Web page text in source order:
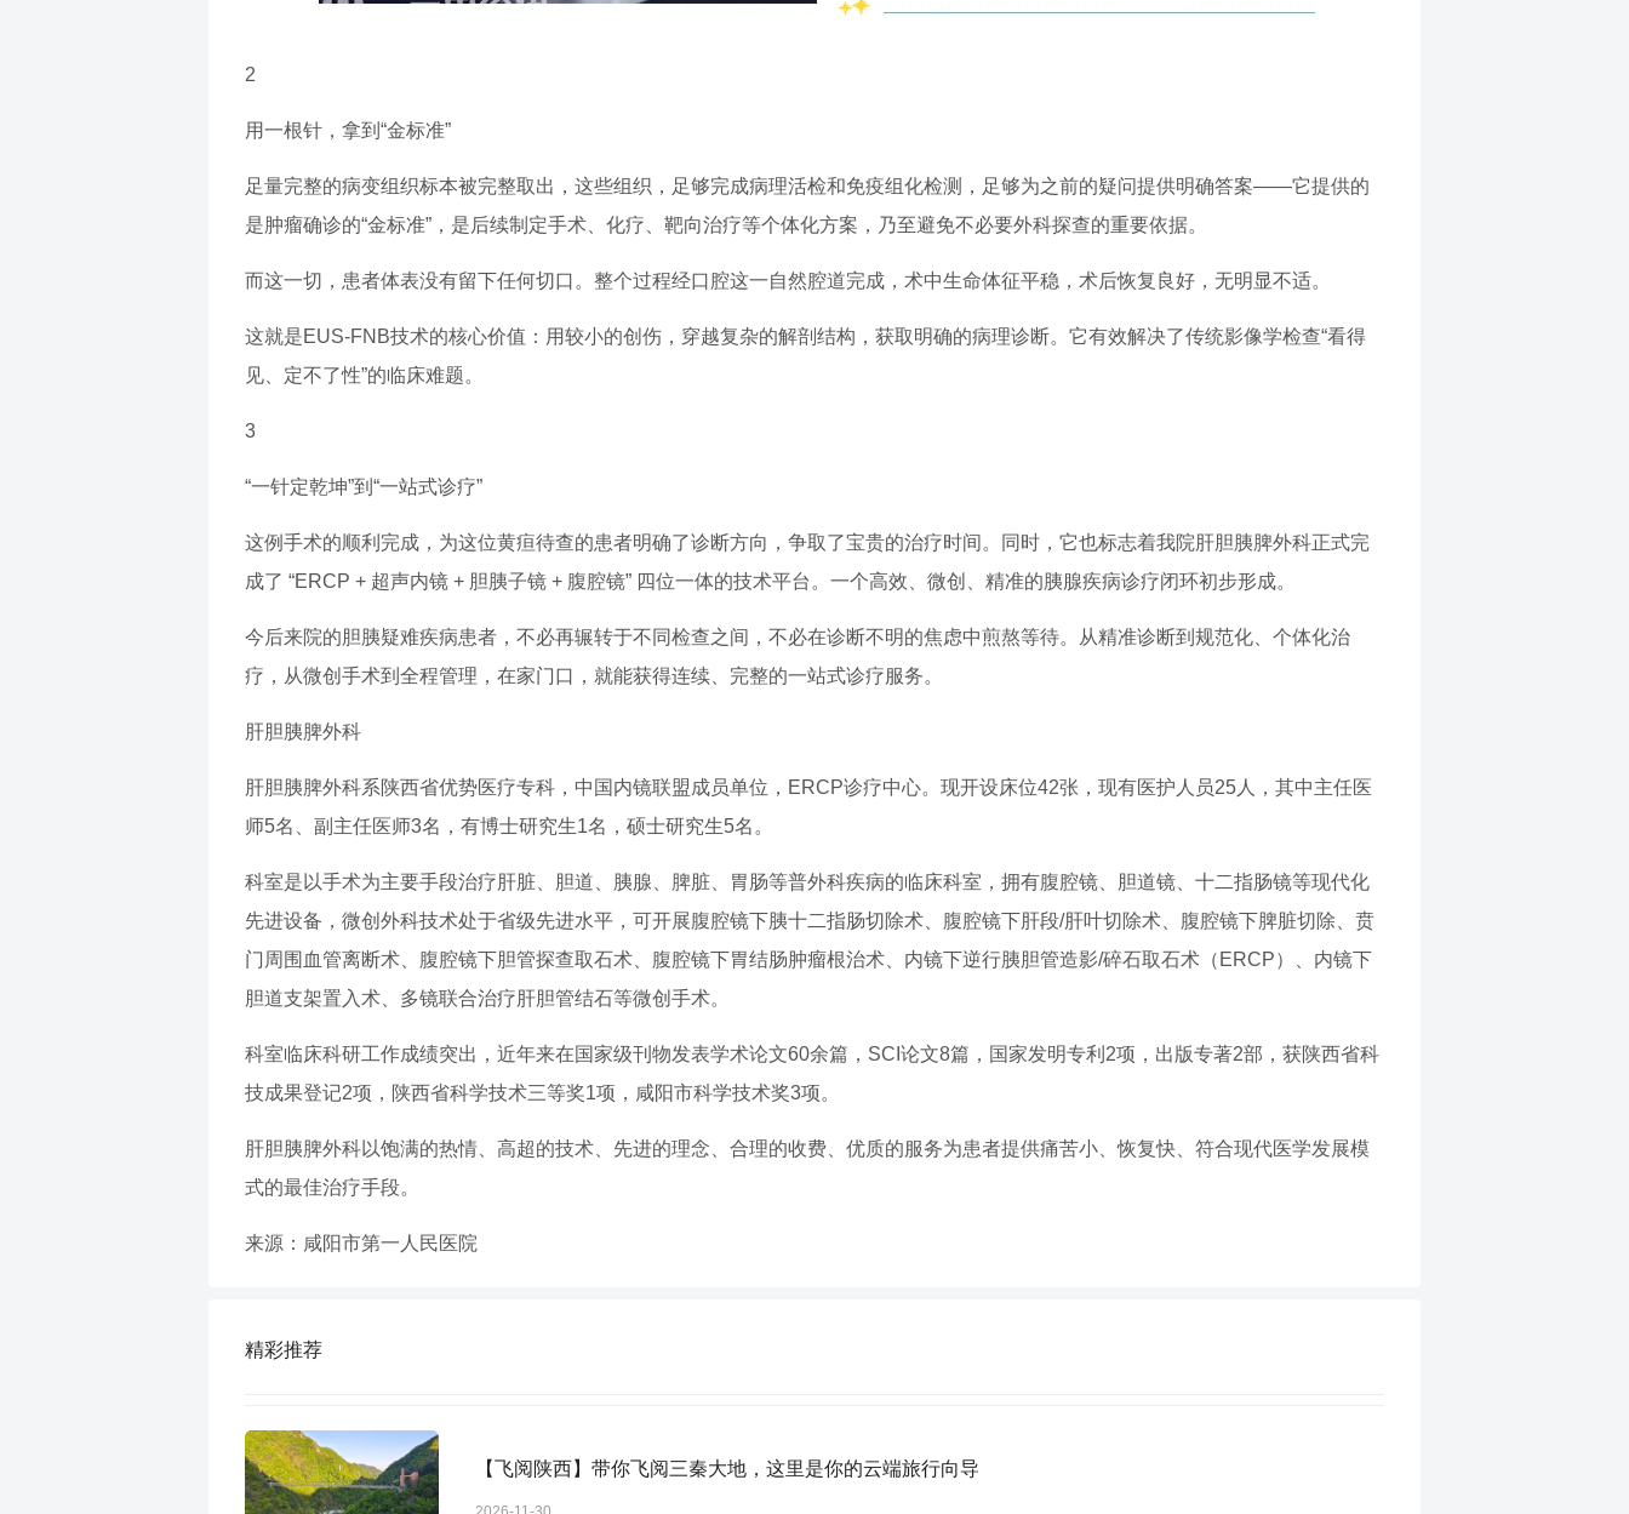
2
用一根针，拿到“金标准”
足量完整的病变组织标本被完整取出，这些组织，足够完成病理活检和免疫组化检测，足够为之前的疑问提供明确答案——它提供的
是肿瘤确诊的“金标准”，是后续制定手术、化疗、靶向治疗等个体化方案，乃至避免不必要外科探查的重要依据。
而这一切，患者体表没有留下任何切口。整个过程经口腔这一自然腔道完成，术中生命体征平稳，术后恢复良好，无明显不适。
这就是EUS-FNB技术的核心价值：用较小的创伤，穿越复杂的解剖结构，获取明确的病理诊断。它有效解决了传统影像学检查“看得
见、定不了性”的临床难题。
3
“一针定乾坤”到“一站式诊疗”
这例手术的顺利完成，为这位黄疸待查的患者明确了诊断方向，争取了宝贵的治疗时间。同时，它也标志着我院肝胆胰脾外科正式完
成了 “ERCP + 超声内镜 + 胆胰子镜 + 腹腔镜” 四位一体的技术平台。一个高效、微创、精准的胰腺疾病诊疗闭环初步形成。
今后来院的胆胰疑难疾病患者，不必再辗转于不同检查之间，不必在诊断不明的焦虑中煎熬等待。从精准诊断到规范化、个体化治
疗，从微创手术到全程管理，在家门口，就能获得连续、完整的一站式诊疗服务。
肝胆胰脾外科
肝胆胰脾外科系陕西省优势医疗专科，中国内镜联盟成员单位，ERCP诊疗中心。现开设床位42张，现有医护人员25人，其中主任医
师5名、副主任医师3名，有博士研究生1名，硕士研究生5名。
科室是以手术为主要手段治疗肝脏、胆道、胰腺、脾脏、胃肠等普外科疾病的临床科室，拥有腹腔镜、胆道镜、十二指肠镜等现代化
先进设备，微创外科技术处于省级先进水平，可开展腹腔镜下胰十二指肠切除术、腹腔镜下肝段/肝叶切除术、腹腔镜下脾脏切除、贲
门周围血管离断术、腹腔镜下胆管探查取石术、腹腔镜下胃结肠肿瘤根治术、内镜下逆行胰胆管造影/碎石取石术（ERCP）、内镜下
胆道支架置入术、多镜联合治疗肝胆管结石等微创手术。
科室临床科研工作成绩突出，近年来在国家级刊物发表学术论文60余篇，SCI论文8篇，国家发明专利2项，出版专著2部，获陕西省科
技成果登记2项，陕西省科学技术三等奖1项，咸阳市科学技术奖3项。
肝胆胰脾外科以饱满的热情、高超的技术、先进的理念、合理的收费、优质的服务为患者提供痛苦小、恢复快、符合现代医学发展模
式的最佳治疗手段。
来源：咸阳市第一人民医院
精彩推荐
【飞阅陕西】带你飞阅三秦大地，这里是你的云端旅行向导